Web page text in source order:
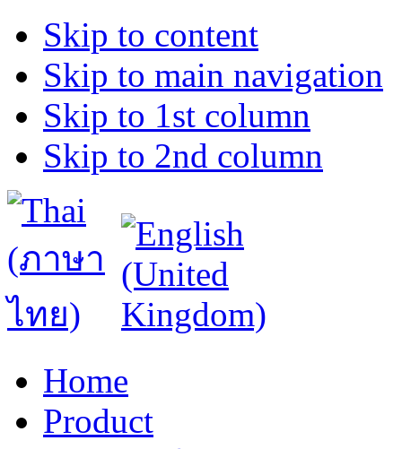
Skip to content
Skip to main navigation
Skip to 1st column
Skip to 2nd column
Home
Product